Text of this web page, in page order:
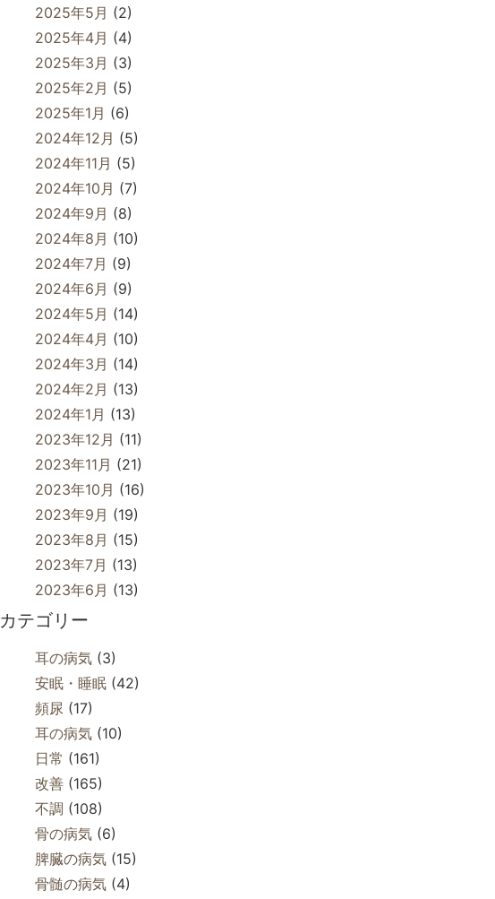
2025年5月 (2)
2025年4月 (4)
2025年3月 (3)
2025年2月 (5)
2025年1月 (6)
2024年12月 (5)
2024年11月 (5)
2024年10月 (7)
2024年9月 (8)
2024年8月 (10)
2024年7月 (9)
2024年6月 (9)
2024年5月 (14)
2024年4月 (10)
2024年3月 (14)
2024年2月 (13)
2024年1月 (13)
2023年12月 (11)
2023年11月 (21)
2023年10月 (16)
2023年9月 (19)
2023年8月 (15)
2023年7月 (13)
2023年6月 (13)
カテゴリー
耳の病気(3)
安眠・睡眠(42)
頻尿 (17)
耳の病気(10)
日常 (161)
改善(165)
不調 (108)
骨の病気(6)
脾臓の病気(15)
骨髄の病気(4)